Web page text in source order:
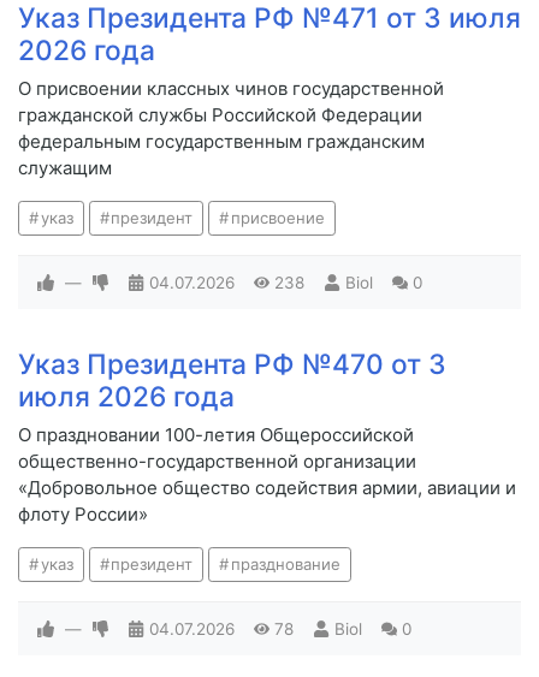
Указ Президента РФ №471 от 3 июля
2026 года
О присвоении классных чинов государственной
гражданской службы Российской Федерации
федеральным государственным гражданским
служащим
указ президент присвоение
— 04.07.2026 238 Biol 0
Указ Президента РФ №470 от 3
июля 2026 года
О праздновании 100-летия Общероссийской
общественно-государственной организации
«Добровольное общество содействия армии, авиации и
флоту России»
указ президент празднование
— 04.07.2026 78 Biol 0